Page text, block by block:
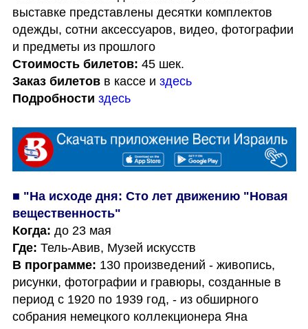
выставке представлены десятки комплектов
одежды, сотни аксессуаров, видео, фотографии
и предметы из прошлого
Стоимость билетов:
Заказ билетов в кассе и здесь
Подробности здесь
■ "На исходе дня: Сто лет движению "Новая
вещественность"
Когда:
Где:
В программе: 130 произведений - живопись,
рисунки, фотографии и гравюры, созданные в
период с 1920 по 1939 год, - из обширного
собрания немецкого коллекционера Яна